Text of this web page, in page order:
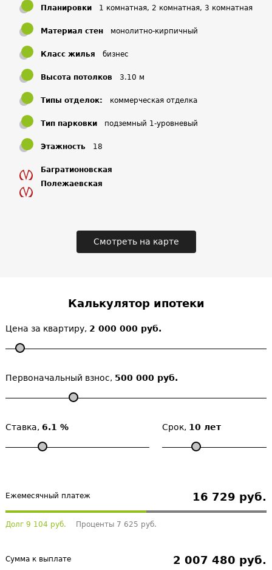
Планировки 1 комнатная, 2 комнатная, 3 комнатная
Материал стен монолитно-кирпичный
Класс жилья бизнес
Высота потолков 3.10 м
Типы отделок: коммерческая отделка
Тип парковки подземный 1-уровневый
Этажность 18
Багратионовская
Полежаевская
Смотреть на карте
Калькулятор ипотеки
Цена за квартиру, 2 000 000 руб.
Первоначальный взнос, 500 000 руб.
Ставка, 6.1 % Срок, 10 лет
Ежемесячный платеж 16 729 руб.
Долг 9 104 руб. Проценты 7 625 руб.
Сумма к выплате 2 007 480 руб.